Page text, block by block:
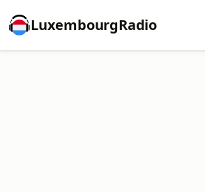
LuxembourgRadio